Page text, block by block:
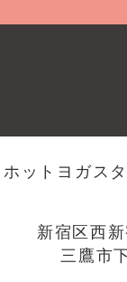
ホットヨガス
新宿区西
三鷹市